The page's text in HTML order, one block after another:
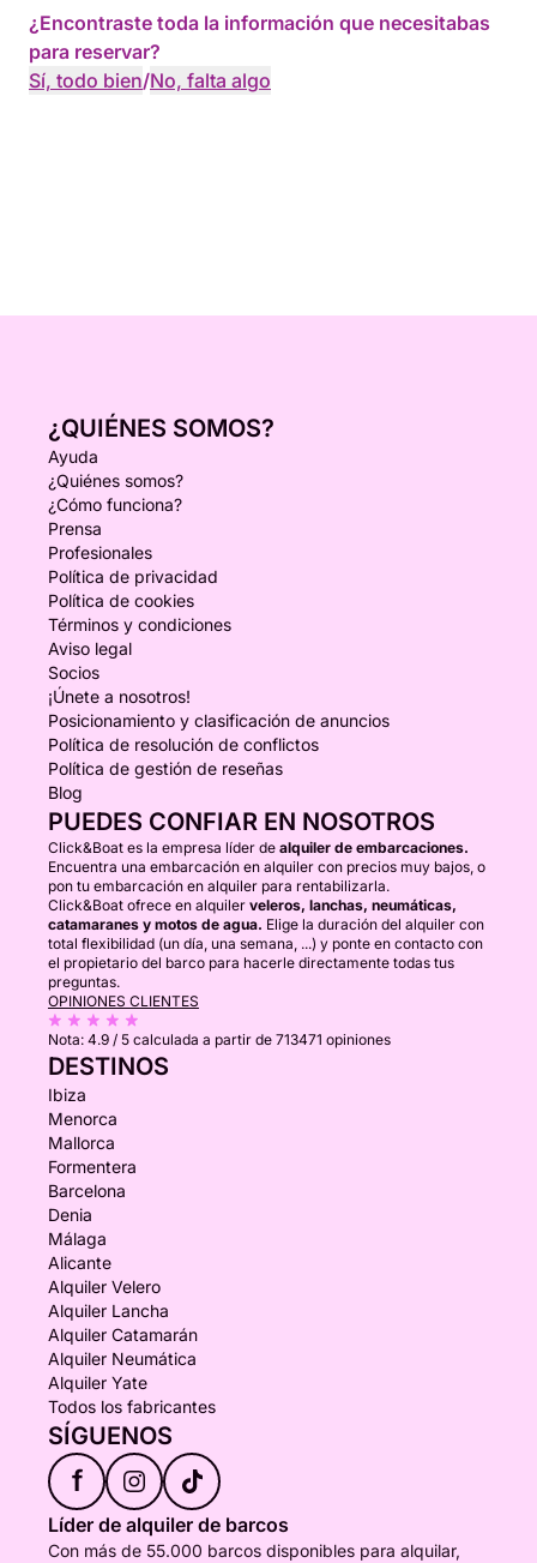
¿Encontraste toda la información que necesitabas
para reservar?
Sí, todo bien/No, falta algo
¿QUIÉNES SOMOS?
Ayuda
¿Quiénes somos?
¿Cómo funciona?
Prensa
Profesionales
Política de privacidad
Política de cookies
Términos y condiciones
Aviso legal
Socios
¡Únete a nosotros!
Posicionamiento y clasificación de anuncios
Política de resolución de conflictos
Política de gestión de reseñas
Blog
PUEDES CONFIAR EN NOSOTROS
Click&Boat es la empresa líder de alquiler de embarcaciones.
Encuentra una embarcación en alquiler con precios muy bajos, o
pon tu embarcación en alquiler para rentabilizarla.
Click&Boat ofrece en alquiler veleros, lanchas, neumáticas,
catamaranes y motos de agua. Elige la duración del alquiler con
total flexibilidad (un día, una semana, ...) y ponte en contacto con
el propietario del barco para hacerle directamente todas tus
preguntas.
OPINIONES CLIENTES
Nota: 4.9 / 5 calculada a partir de 713471 opiniones
DESTINOS
Ibiza
Menorca
Mallorca
Formentera
Barcelona
Denia
Málaga
Alicante
Alquiler Velero
Alquiler Lancha
Alquiler Catamarán
Alquiler Neumática
Alquiler Yate
Todos los fabricantes
SÍGUENOS
f
Líder de alquiler de barcos
Con más de 55.000 barcos disponibles para alquilar,